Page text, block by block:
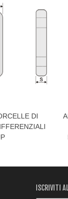
DI
ISCRIVITI